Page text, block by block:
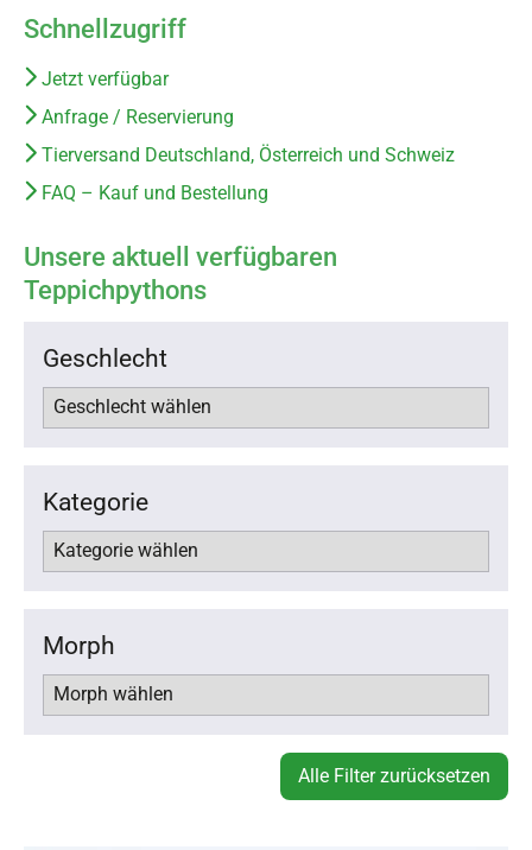
Schnellzugriff
Jetzt verfügbar
Anfrage / Reservierung
Tierversand Deutschland, Österreich und Schweiz
FAQ – Kauf und Bestellung
Unsere aktuell verfügbaren
Teppichpythons
Geschlecht
Kategorie
Morph
Alle Filter zurücksetzen